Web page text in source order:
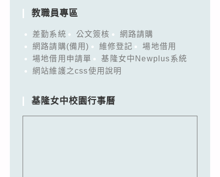
教職員專區
差勤系統 公文簽核
網路請購
網路請購(備用)
維修登記
場地借用
場地借用申請單
基隆女中Newplus系統
網站維護之css使用說明
基隆女中校園行事曆